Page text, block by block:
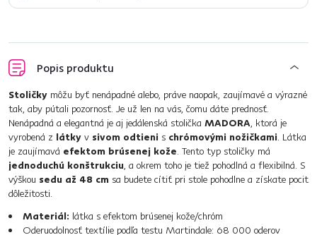
Popis produktu
Stoličky môžu byť nenápadné alebo, práve naopak, zaujímavé a výrazné
tak, aby pútali pozornosť. Je už len na vás, čomu dáte prednosť.
Nenápadná a elegantná je aj jedálenská stolička MADORA, ktorá je
vyrobená z látky v sivom odtieni s chrómovými nožičkami. Látka
je zaujímavá efektom brúsenej kože. Tento typ stoličky má
jednoduchú konštrukciu, a okrem toho je tiež pohodlná a flexibilná. S
výškou sedu až 48 cm sa budete cítiť pri stole pohodlne a získate pocit
dôležitosti.
Materiál: látka s efektom brúsenej kože/chróm
Oderuodolnosť textílie podľa testu Martindale: 68 000 oderov